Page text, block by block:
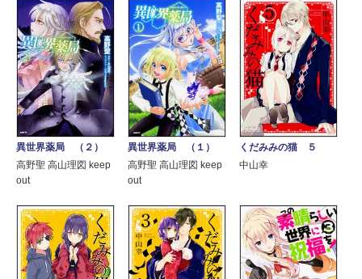
異世界薬局 （２）
高野聖 高山理図 keep
out
異世界薬局 （１）
高野聖 高山理図 keep
out
くだみみの猫 ５
中山幸